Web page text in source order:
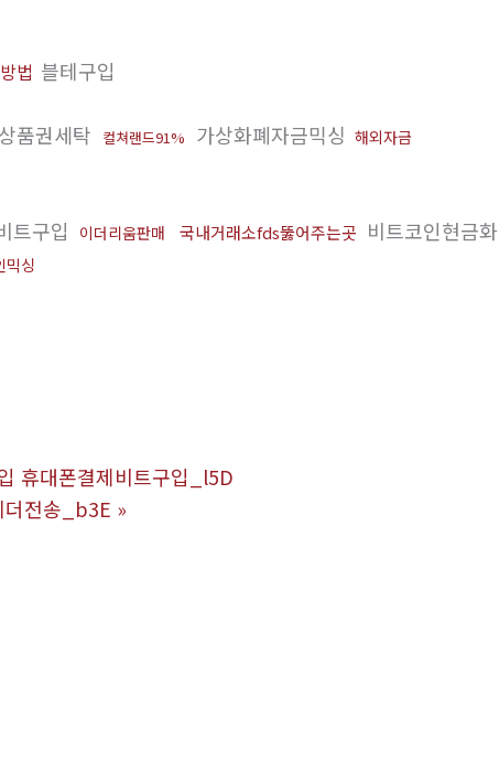
법 블테구입
품권세탁 컬쳐랜드91% 가상화폐자금믹싱 해외자금
트구입 이더리움판매 국내거래소fds뚫어주는곳 비트코인현금화
믹싱
휴대폰결제비트구입_l5D
더전송_b3E »